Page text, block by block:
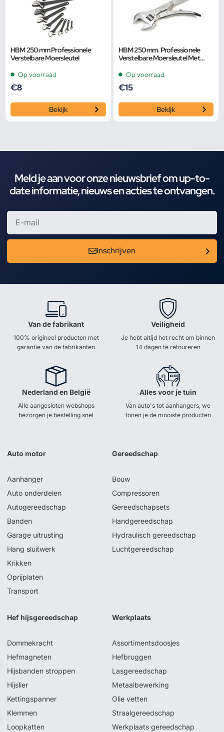
HBM 250 mm Professionele
Verstelbare Moersleutel
Op voorraad
€8
Bekijk
HBM 250 mm. Professionele
Verstelbare Moersleutel Met
Op voorraad
€15
Bekijk
Meld je aan voor onze nieuwsbrief om up-to-
date informatie, nieuws en acties te ontvangen.
Inschrijven
Van de fabrikant
100% origineel producten met
garantie van de fabrikanten
Veiligheid
Je hebt altijd het recht om binnen
14 dagen te retoureren
Nederland en België
Alle aangesloten webshops
bezorgen je bestelling snel
Alles voor je tuin
Van auto's tot aanhangers, we
tonen je de mooiste producten
Auto motor
Aanhanger
Auto onderdelen
Autogereedschap
Banden
Garage uitrusting
Hang sluitwerk
Krikken
Oprijplaten
Transport
Gereedschap
Bouw
Compressoren
Gereedschapsets
Handgereedschap
Hydraulisch gereedschap
Luchtgereedschap
Hef hijsgereedschap
Dommekracht
Hefmagneten
Hijsbanden stroppen
Hijslier
Kettingspanner
Klemmen
Loopkatten
Werkplaats
Assortimentsdoosjes
Hefbruggen
Lasgereedschap
Metaalbewerking
Olie vetten
Straalgereedschap
Werkplaats gereedschap